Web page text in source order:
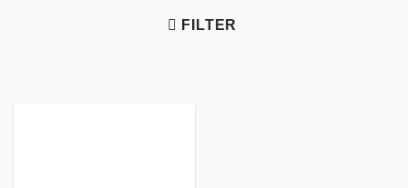
FILTER